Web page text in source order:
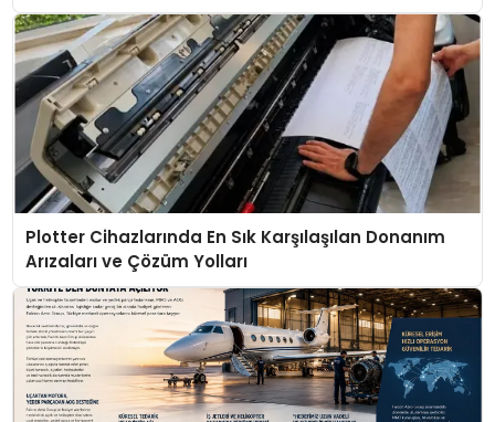
Plotter Cihazlarında En Sık Karşılaşılan Donanım
Arızaları ve Çözüm Yolları